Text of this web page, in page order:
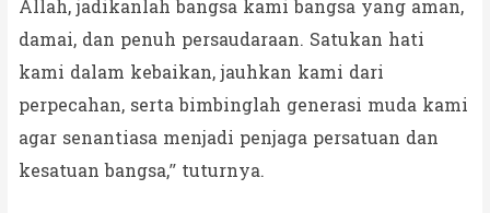
Allah, jadikanlah bangsa kami bangsa yang aman,
damai, dan penuh persaudaraan. Satukan hati
kami dalam kebaikan, jauhkan kami dari
perpecahan, serta bimbinglah generasi muda kami
agar senantiasa menjadi penjaga persatuan dan
kesatuan bangsa,” tuturnya.